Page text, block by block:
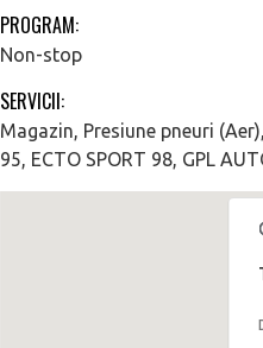
PROGRAM:
Non-stop
SERVICII:
Magazin, Presiune pneuri
95, ECTO SPORT 98, GPL